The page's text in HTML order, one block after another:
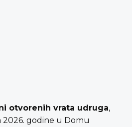
otvorenih vrata udruga,
2026. godine u Domu